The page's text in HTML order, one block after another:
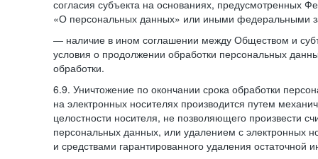
согласия субъекта на основаниях, предусмотренных
«О персональных данных» или иными федеральными
— наличие в ином соглашении между Обществом и
условия о продолжении обработки персональных
обработки.
6.9. Уничтожение по окончании срока обработки
на электронных носителях производится путем
целостности носителя, не позволяющего произвести
персональных данных, или удалением с электронных
и средствами гарантированного удаления остаточной